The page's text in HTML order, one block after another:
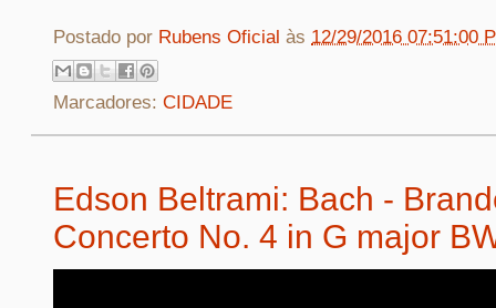
Postado por Rubens Oficial às 12/29/2016 07:51:00
Marcadores: CIDADE
Edson Beltrami: Bach -
Concerto No. 4 in G major